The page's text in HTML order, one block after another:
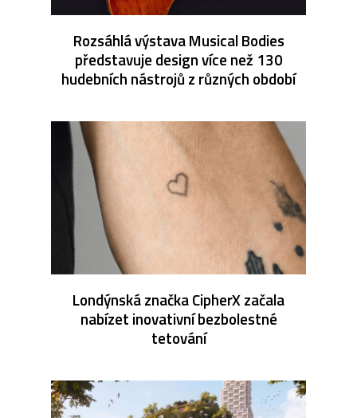
Rozsáhlá výstava Musical Bodies
představuje design více než 130
hudebních nástrojů z různých období
Londýnská značka CipherX začala
nabízet inovativní bezbolestné
tetování